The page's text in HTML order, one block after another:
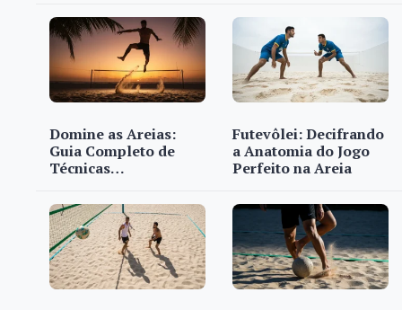
Domine as Areias:
Guia Completo de
Técnicas…
Futevôlei: Decifrando
a Anatomia do Jogo
Perfeito na Areia